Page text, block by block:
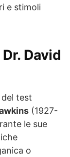
e stimoli
David
test
(1927-
le sue
o